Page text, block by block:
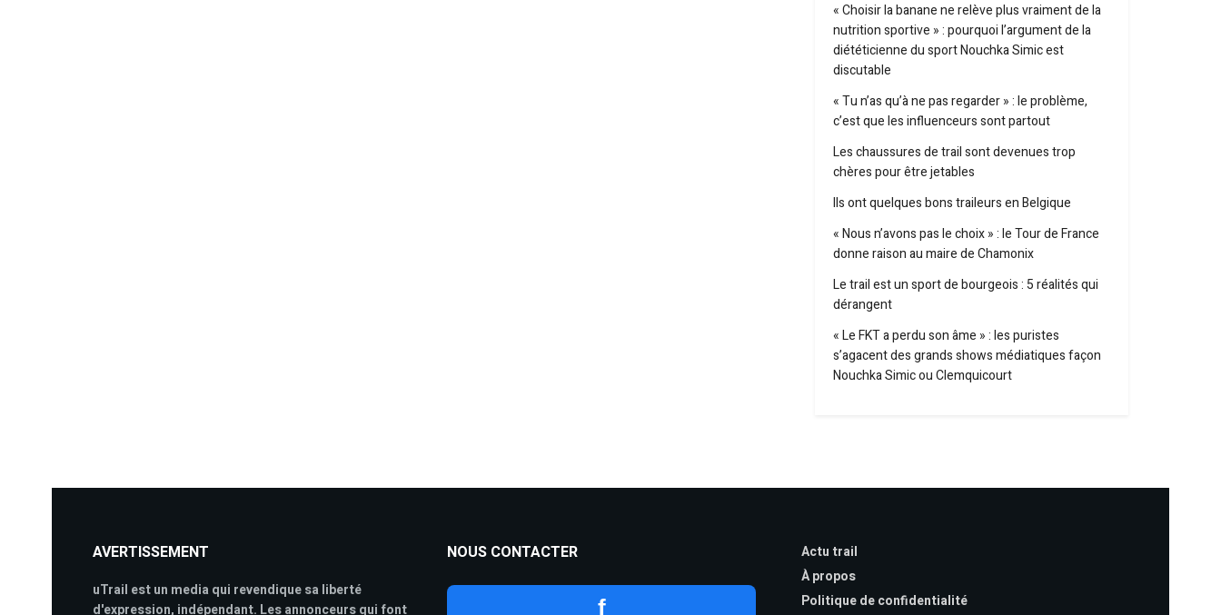
« Choisir la banane ne relève plus vraiment de la
nutrition sportive » : pourquoi l’argument de la
diététicienne du sport Nouchka Simic est
discutable
« Tu n’as qu’à ne pas regarder » : le problème,
c’est que les influenceurs sont partout
Les chaussures de trail sont devenues trop
chères pour être jetables
Ils ont quelques bons traileurs en Belgique
« Nous n’avons pas le choix » : le Tour de France
donne raison au maire de Chamonix
Le trail est un sport de bourgeois : 5 réalités qui
dérangent
« Le FKT a perdu son âme » : les puristes
s’agacent des grands shows médiatiques façon
Nouchka Simic ou Clemquicourt
AVERTISSEMENT
uTrail est un media qui revendique sa liberté
d'expression, indépendant. Les annonceurs qui font
NOUS CONTACTER
f
Actu trail
À propos
Politique de confidentialité